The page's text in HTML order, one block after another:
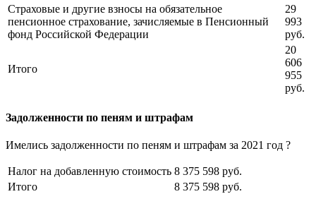
Страховые и другие взносы на обязательное
пенсионное страхование, зачисляемые в Пенсионный
фонд Российской Федерации
29
993
руб.
Итого
20
606
955
руб.
Задолженности по пеням и штрафам
Имелись задолженности по пеням и штрафам за 2021 год ?
Налог на добавленную стоимость 8 375 598 руб.
Итого
8 375 598 руб.